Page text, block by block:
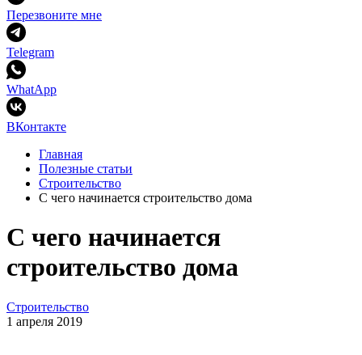
Перезвоните мне
Telegram
WhatApp
ВКонтакте
Главная
Полезные статьи
Строительство
С чего начинается строительство дома
С чего начинается
строительство дома
Строительство
1 апреля 2019